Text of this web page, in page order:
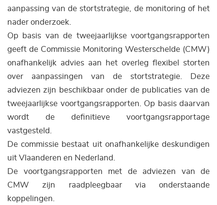
aanpassing van de stortstrategie, de monitoring of het
nader onderzoek.
Op basis van de tweejaarlijkse voortgangsrapporten
geeft de Commissie Monitoring Westerschelde (CMW)
onafhankelijk advies aan het overleg flexibel storten
over aanpassingen van de stortstrategie. Deze
adviezen zijn beschikbaar onder de publicaties van de
tweejaarlijkse voortgangsrapporten. Op basis daarvan
wordt de definitieve voortgangsrapportage
vastgesteld.
De commissie bestaat uit onafhankelijke deskundigen
uit Vlaanderen en Nederland.
De voortgangsrapporten met de adviezen van de
CMW zijn raadpleegbaar via onderstaande
koppelingen.